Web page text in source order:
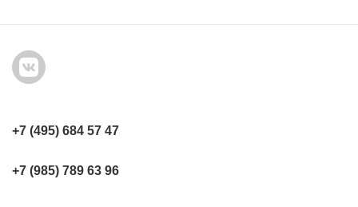
+7 (495) 684 57 47
+7 (985) 789 63 96